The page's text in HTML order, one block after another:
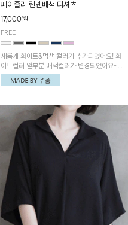
페이즐리 린넨배색 티셔츠
17,000원
FREE
새롭게 화이트&먹색 컬러가 추가되었어요! 화
이트컬러 앞부분 배색컬러가 변경되었어요~
중앙 린넨배색으로 유니크하면서 페이즐리 패
턴으로 감각적인 분위기를 연출이 가능한 티셔